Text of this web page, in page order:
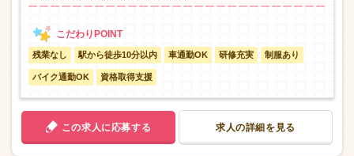
残業なし 駅から徒歩10分以内 車通勤OK 研修充実 制服あり
バイク通勤OK 資格取得支援
この求人に応募する 求人の詳細を見る